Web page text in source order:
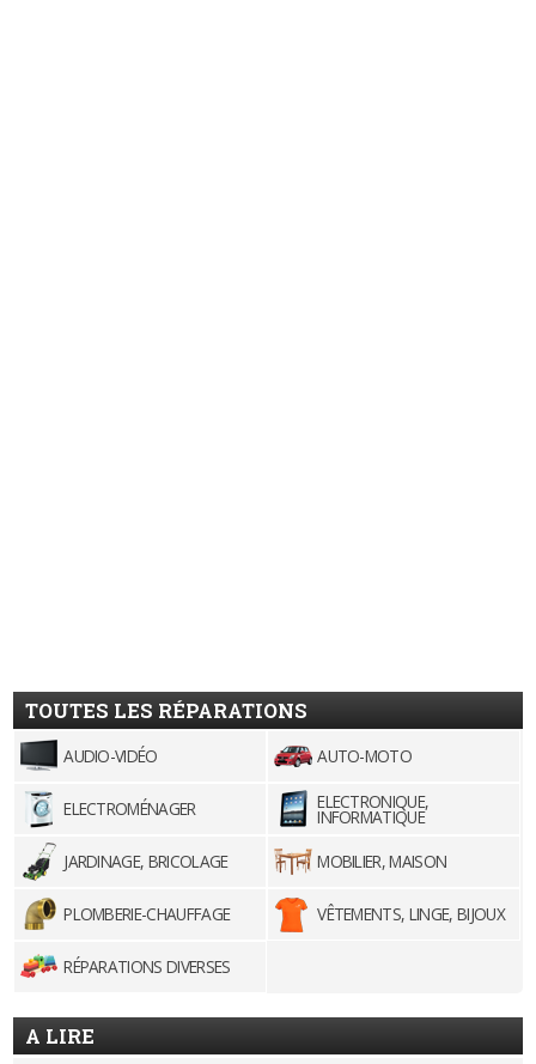
TOUTES LES RÉPARATIONS
AUDIO-VIDÉO AUTO-MOTO
ELECTROMÉNAGER ELECTRONIQUE,
INFORMATIQUE
JARDINAGE, BRICOLAGE
MOBILIER, MAISON
PLOMBERIE-CHAUFFAGE VÊTEMENTS, LINGE, BIJOUX
RÉPARATIONS DIVERSES
A LIRE